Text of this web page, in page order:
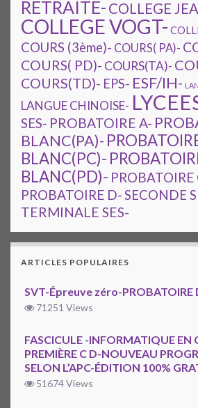
RETRAITE- COLLEGE
COLLEGE VOGT-
COURS (3ème)- COURS( PA)-
COURS( PD)- COURS(TA)-
COURS(TD)- EPS- ESF/IH-
LANGUE CHINOISE-
SES- PROBATOIRE A-
BLANC(PA)-
BLANC(PC)-
BLANC(PD)- PROBATOIRE
PROBATOIRE D-SECONDE
TERMINALE SES-
ARTICLES POPULAIRES
SVT-Épreuve zéro-PROBATOIRE
71251 Views
FASCICULE -INFORMATIQUE EN
PREMIÈRE C D-NOUVEAU
SELON L’APC-ÉDITION 100%
51674 Views